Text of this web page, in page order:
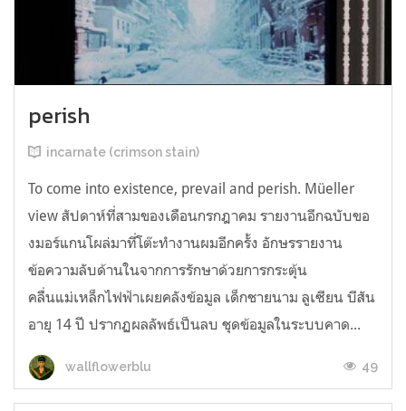
perish
incarnate (crimson stain)
To come into existence, prevail and perish. Müeller
view สัปดาห์ที่สามของเดือนกรกฎาคม รายงานอีกฉบับขอ
งมอร์แกนโผล่มาที่โต๊ะทำงานผมอีกครั้ง อักษรรายงาน
ข้อความลับด้านในจากการรักษาด้วยการกระตุ้น
คลื่นแม่เหล็กไฟฟ้าเผยคลังข้อมูล เด็กชายนาม ลูเซียน บีสัน
อายุ 14 ปี ปรากฏผลลัพธ์เป็นลบ ชุดข้อมูลในระบบคาด...
wallflowerblu 49